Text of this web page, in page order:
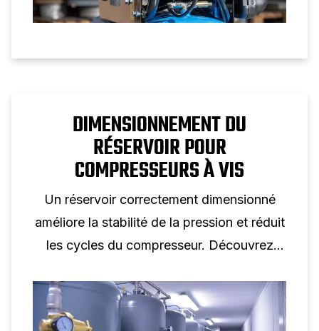
DIMENSIONNEMENT DU
RÉSERVOIR POUR
COMPRESSEURS À VIS
Un réservoir correctement dimensionné
améliore la stabilité de la pression et réduit
les cycles du compresseur. Découvrez
les performances des compresseurs à vis.